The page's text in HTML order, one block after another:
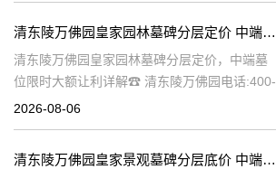
清
清东陵万佛园皇家园林墓碑分层定价 中端墓位限时大额让利详解
清东陵万佛园皇家园林墓碑分层定价，中端墓
位限时大额让利详解☎ 清东陵万佛园电话:400-
838-5063清东陵万佛园，作为中国历史上著名
2026-08-06
清东陵万佛园皇家景观墓碑分层底价 中端墓位限时直降上万